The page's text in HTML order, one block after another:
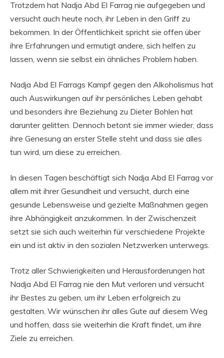
Trotzdem hat Nadja Abd El Farrag nie aufgegeben und
versucht auch heute noch, ihr Leben in den Griff zu
bekommen. In der Öffentlichkeit spricht sie offen über
ihre Erfahrungen und ermutigt andere, sich helfen zu
lassen, wenn sie selbst ein ähnliches Problem haben.
Nadja Abd El Farrags Kampf gegen den Alkoholismus hat
auch Auswirkungen auf ihr persönliches Leben gehabt
und besonders ihre Beziehung zu Dieter Bohlen hat
darunter gelitten. Dennoch betont sie immer wieder, dass
ihre Genesung an erster Stelle steht und dass sie alles
tun wird, um diese zu erreichen.
In diesen Tagen beschäftigt sich Nadja Abd El Farrag vor
allem mit ihrer Gesundheit und versucht, durch eine
gesunde Lebensweise und gezielte Maßnahmen gegen
ihre Abhängigkeit anzukommen. In der Zwischenzeit
setzt sie sich auch weiterhin für verschiedene Projekte
ein und ist aktiv in den sozialen Netzwerken unterwegs.
Trotz aller Schwierigkeiten und Herausforderungen hat
Nadja Abd El Farrag nie den Mut verloren und versucht
ihr Bestes zu geben, um ihr Leben erfolgreich zu
gestalten. Wir wünschen ihr alles Gute auf diesem Weg
und hoffen, dass sie weiterhin die Kraft findet, um ihre
Ziele zu erreichen.